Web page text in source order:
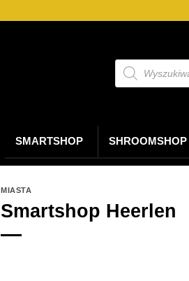
Wyszukiwarka
produktów
SMARTSHOP SHROOMSHOP
MIASTA
Smartshop Heerlen